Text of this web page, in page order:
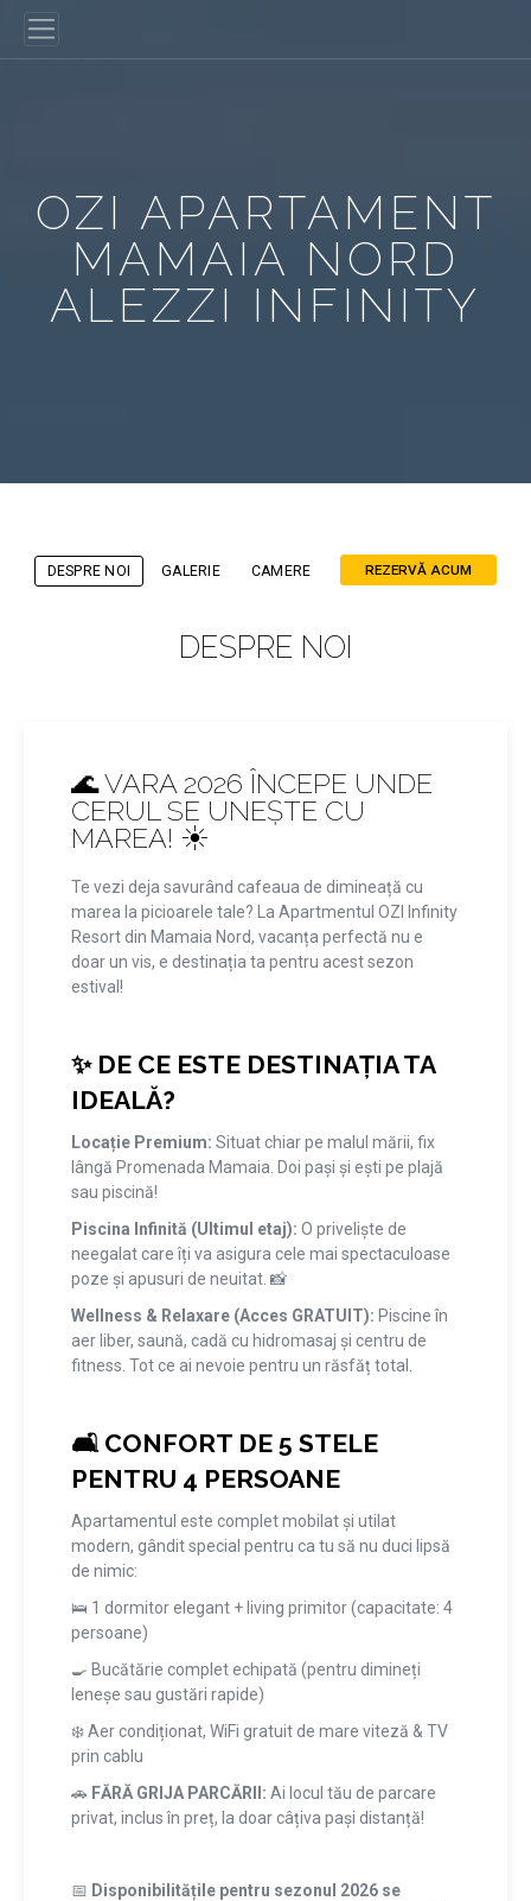
OZI APARTAMENT
MAMAIA NORD
ALEZZI INFINITY
DESPRE NOI GALERIE CAMERE REZERVĂ ACUM
DESPRE NOI
🌊 VARA 2026 ÎNCEPE UNDE
CERUL SE UNEȘTE CU
MAREA! ☀️
Te vezi deja savurând cafeaua de dimineață cu
marea la picioarele tale? La Apartmentul OZI Infinity
Resort din Mamaia Nord, vacanța perfectă nu e
doar un vis, e destinația ta pentru acest sezon
estival!
✨ DE CE ESTE DESTINAȚIA TA
IDEALĂ?
Locație Premium: Situat chiar pe malul mării, fix
lângă Promenada Mamaia. Doi pași și ești pe plajă
sau piscină!
Piscina Infinită (Ultimul etaj): O priveliște de
neegalat care îți va asigura cele mai spectaculoase
poze și apusuri de neuitat. 📸
Wellness & Relaxare (Acces GRATUIT): Piscine în
aer liber, saună, cadă cu hidromasaj și centru de
fitness. Tot ce ai nevoie pentru un răsfăț total.
🛋️ CONFORT DE 5 STELE
PENTRU 4 PERSOANE
Apartamentul este complet mobilat și utilat
modern, gândit special pentru ca tu să nu duci lipsă
de nimic:
🛌 1 dormitor elegant + living primitor (capacitate: 4
persoane)
🍳 Bucătărie complet echipată (pentru dimineți
leneșe sau gustări rapide)
❄️ Aer condiționat, WiFi gratuit de mare viteză & TV
prin cablu
🚗 FĂRĂ GRIJA PARCĂRII: Ai locul tău de parcare
privat, inclus în preț, la doar câțiva pași distanță!
📅 Disponibilitățile pentru sezonul 2026 se